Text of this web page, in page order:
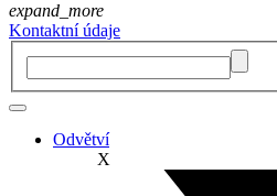
expand_more
Kontaktní údaje
Odvětví
X